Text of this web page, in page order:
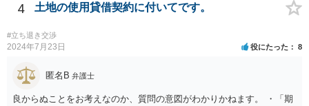
4 土地の使用貸借契約に付いてです。
#立ち退き交渉
2024年7月23日 役にたった 8
匿名B 弁護士
良からぬことをお考えなのか、質問の意図がわかりかねます。 ・「期